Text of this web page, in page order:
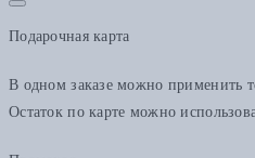
Подарочная карта
В одном заказе можно применить
Остаток по карте можно